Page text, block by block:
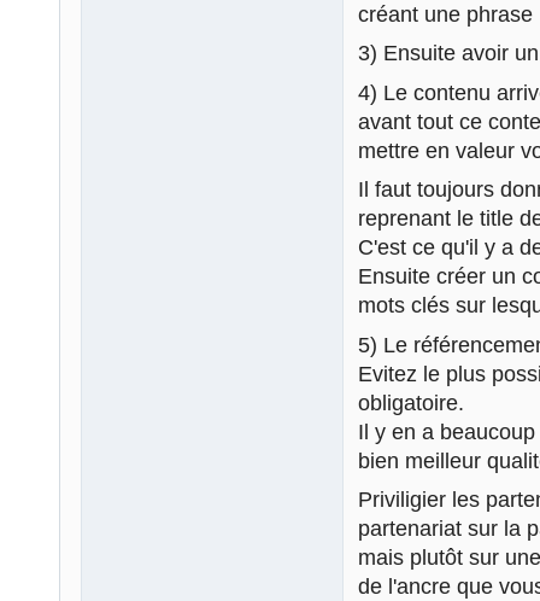
créant une
3) Ensuite avoir
4) Le contenu
avant tout ce
mettre en valeur
Il faut toujours
reprenant le title
C'est ce qu'il y a
Ensuite créer un
mots clés sur
5) Le
Evitez le plus
obligatoire.
Il y en a
bien meilleur
Priviligier les
partenariat sur la
mais plutôt sur
de l'ancre que